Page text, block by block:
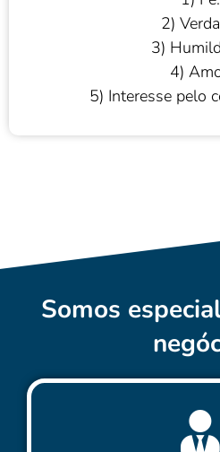
2)
3)
4)
5) Interesse pelo
Somos